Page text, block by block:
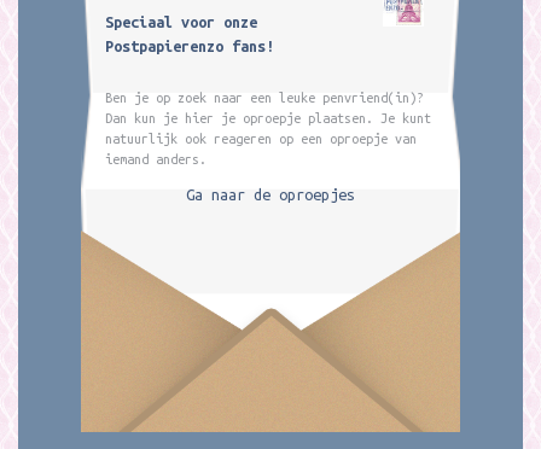
Speciaal voor onze
Postpapierenzo fans!
Ben je op zoek naar een leuke penvriend(in)?
Dan kun je hier je oproepje plaatsen. Je kunt
natuurlijk ook reageren op een oproepje van
iemand anders.
Ga naar de oproepjes